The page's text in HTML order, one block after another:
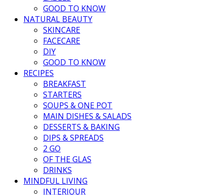
GOOD TO KNOW
NATURAL BEAUTY
SKINCARE
FACECARE
DIY
GOOD TO KNOW
RECIPES
BREAKFAST
STARTERS
SOUPS & ONE POT
MAIN DISHES & SALADS
DESSERTS & BAKING
DIPS & SPREADS
2 GO
OF THE GLAS
DRINKS
MINDFUL LIVING
INTERIOUR